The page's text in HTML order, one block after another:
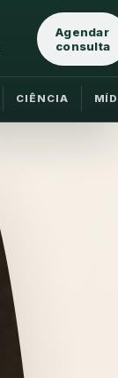
CIÊNCIA
Agendar
consulta